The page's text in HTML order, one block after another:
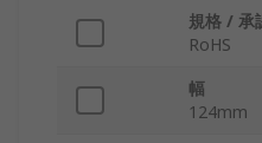
規格 / 承
RoHS
幅
124mm